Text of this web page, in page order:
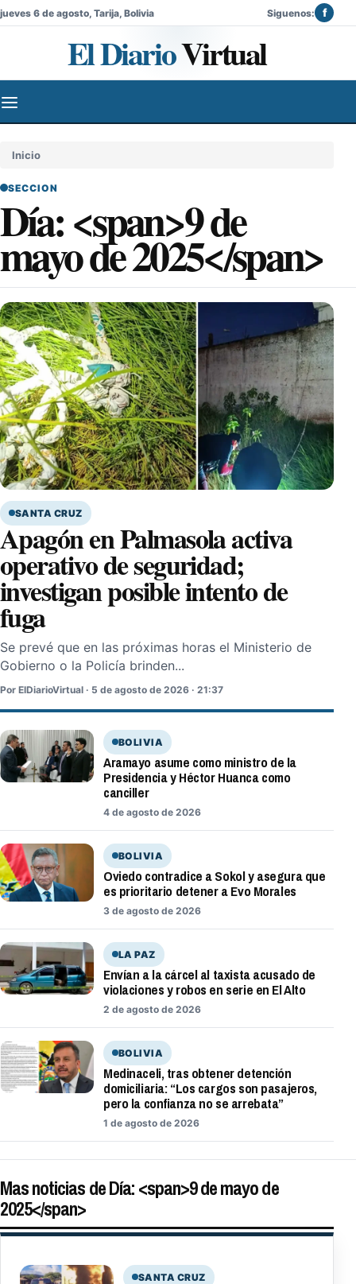
jueves 6 de agosto, Tarija, Bolivia Siguenos: f
El DiarioVirtual
Inicio
SECCION
Día: <span>9 de
mayo de 2025</span>
SANTA CRUZ
Apagón en Palmasola activa
operativo de seguridad;
investigan posible intento de
fuga
Se prevé que en las próximas horas el Ministerio de
Gobierno o la Policía brinden...
Por ElDiarioVirtual · 5 de agosto de 2026 · 21:37
BOLIVIA
Aramayo asume como ministro de la
Presidencia y Héctor Huanca como
canciller
4 de agosto de 2026
BOLIVIA
Oviedo contradice a Sokol y asegura que
es prioritario detener a Evo Morales
3 de agosto de 2026
LA PAZ
Envían a la cárcel al taxista acusado de
violaciones y robos en serie en El Alto
2 de agosto de 2026
BOLIVIA
Medinaceli, tras obtener detención
domiciliaria: “Los cargos son pasajeros,
pero la confianza no se arrebata”
1 de agosto de 2026
Mas noticias de Día: <span>9 de mayo de
2025</span>
SANTA CRUZ